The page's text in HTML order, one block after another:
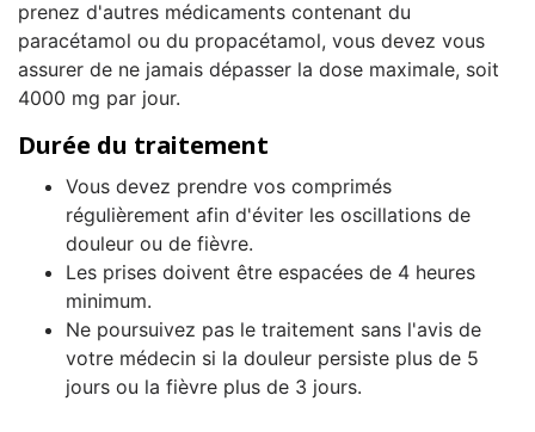
prenez d'autres médicaments contenant du
paracétamol ou du propacétamol, vous devez vous
assurer de ne jamais dépasser la dose maximale, soit
4000 mg par jour.
Durée du traitement
Vous devez prendre vos comprimés
régulièrement afin d'éviter les oscillations de
douleur ou de fièvre.
Les prises doivent être espacées de 4 heures
minimum.
Ne poursuivez pas le traitement sans l'avis de
votre médecin si la douleur persiste plus de 5
jours ou la fièvre plus de 3 jours.